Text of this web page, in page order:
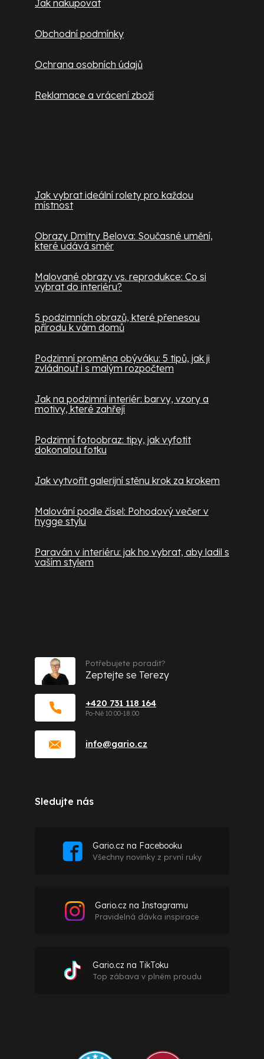
Jak nakupovat
Obchodní podmínky
Ochrana osobních údajů
Reklamace a vrácení zboží
Jak vybrat ideální rolety pro každou
místnost
Obrazy Dmitry Belova: Současné umění,
které udává směr
Malované obrazy vs. reprodukce: Co si
vybrat do interiéru?
5 podzimních obrazů, které přenesou
přírodu k vám domů
Podzimní proměna obýváku: 5 tipů, jak ji
zvládnout i s malým rozpočtem
Jak na podzimní interiér: barvy, vzory a
motivy, které zahřejí
Podzimní fotoobraz: tipy, jak vyfotit
dokonalou fotku
Jak vytvořit galerijní stěnu krok za krokem
Malování podle čísel: Pohodový večer v
hygge stylu
Paraván v interiéru: jak ho vybrat, aby ladil s
vaším stylem
info@gario.cz
+420 731 118 164
Potřebujete poradit?
Zeptejte se Terezy
Sledujte nás
Gario.cz na Facebooku
Všechny novinky z první ruky
Gario.cz na Instagramu
Pravidelná dávka inspirace
Gario.cz na TikToku
Top zábava v plném proudu